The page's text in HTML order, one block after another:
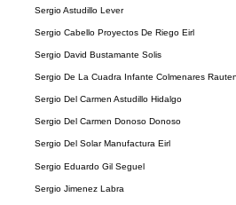
Sergio Astudillo Lever
Sergio Cabello Proyectos De Riego Eirl
Sergio David Bustamante Solis
Sergio De La Cuadra Infante Colmenares
Sergio Del Carmen Astudillo Hidalgo
Sergio Del Carmen Donoso Donoso
Sergio Del Solar Manufactura Eirl
Sergio Eduardo Gil Seguel
Sergio Jimenez Labra